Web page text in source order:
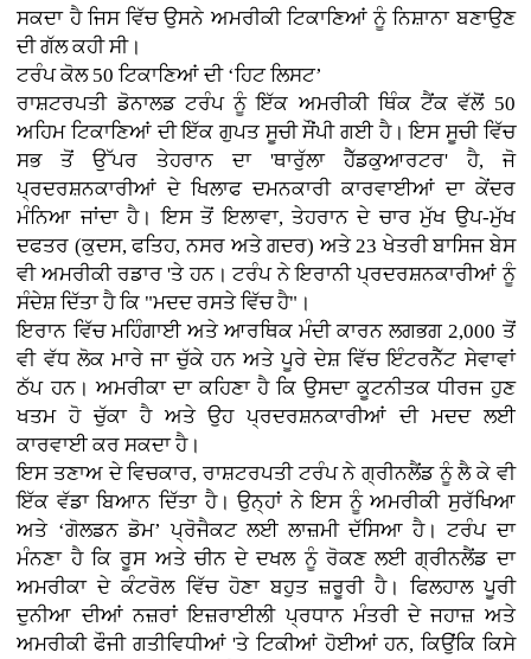
ਸਕਦਾ ਹੈ ਜਿਸ ਵਿੱਚ ਉਸਨੇ ਅਮਰੀਕੀ ਟਿਕਾਣਿਆਂ ਨੂੰ ਨਿਸ਼ਾਨਾ ਬਣਾਉਣ
ਦੀ ਗੱਲ ਕਹੀ ਸੀ।
ਟਰੰਪ ਕੋਲ 50 ਟਿਕਾਣਿਆਂ ਦੀ ‘ਹਿਟ ਲਿਸਟ’
ਰਾਸ਼ਟਰਪਤੀ ਡੋਨਾਲਡ ਟਰੰਪ ਨੂੰ ਇੱਕ ਅਮਰੀਕੀ ਥਿੰਕ ਟੈਂਕ ਵੱਲੋਂ 50
ਅਹਿਮ ਟਿਕਾਣਿਆਂ ਦੀ ਇੱਕ ਗੁਪਤ ਸੂਚੀ ਸੌਂਪੀ ਗਈ ਹੈ। ਇਸ ਸੂਚੀ ਵਿੱਚ
ਸਭ ਤੋਂ ਉੱਪਰ ਤੇਹਰਾਨ ਦਾ 'ਥਾਰੁੱਲਾ ਹੈੱਡਕੁਆਰਟਰ' ਹੈ, ਜੋ
ਪ੍ਰਦਰਸ਼ਨਕਾਰੀਆਂ ਦੇ ਖਿਲਾਫ ਦਮਨਕਾਰੀ ਕਾਰਵਾਈਆਂ ਦਾ ਕੇਂਦਰ
ਮੰਨਿਆ ਜਾਂਦਾ ਹੈ। ਇਸ ਤੋਂ ਇਲਾਵਾ, ਤੇਹਰਾਨ ਦੇ ਚਾਰ ਮੁੱਖ ਉਪ-ਮੁੱਖ
ਦਫਤਰ (ਕੁਦਸ, ਫਤਿਹ, ਨਸਰ ਅਤੇ ਗਦਰ) ਅਤੇ 23 ਖੇਤਰੀ ਬਾਸਿਜ ਬੇਸ
ਵੀ ਅਮਰੀਕੀ ਰਡਾਰ 'ਤੇ ਹਨ। ਟਰੰਪ ਨੇ ਇਰਾਨੀ ਪ੍ਰਦਰਸ਼ਨਕਾਰੀਆਂ ਨੂੰ
ਸੰਦੇਸ਼ ਦਿੱਤਾ ਹੈ ਕਿ "ਮਦਦ ਰਸਤੇ ਵਿੱਚ ਹੈ"।
ਇਰਾਨ ਵਿੱਚ ਮਹਿੰਗਾਈ ਅਤੇ ਆਰਥਿਕ ਮੰਦੀ ਕਾਰਨ ਲਗਭਗ 2,000 ਤੋਂ
ਵੀ ਵੱਧ ਲੋਕ ਮਾਰੇ ਜਾ ਚੁੱਕੇ ਹਨ ਅਤੇ ਪੂਰੇ ਦੇਸ਼ ਵਿੱਚ ਇੰਟਰਨੈੱਟ ਸੇਵਾਵਾਂ
ਠੱਪ ਹਨ। ਅਮਰੀਕਾ ਦਾ ਕਹਿਣਾ ਹੈ ਕਿ ਉਸਦਾ ਕੂਟਨੀਤਕ ਧੀਰਜ ਹੁਣ
ਖਤਮ ਹੋ ਚੁੱਕਾ ਹੈ ਅਤੇ ਉਹ ਪ੍ਰਦਰਸ਼ਨਕਾਰੀਆਂ ਦੀ ਮਦਦ ਲਈ
ਕਾਰਵਾਈ ਕਰ ਸਕਦਾ ਹੈ।
ਇਸ ਤਣਾਅ ਦੇ ਵਿਚਕਾਰ, ਰਾਸ਼ਟਰਪਤੀ ਟਰੰਪ ਨੇ ਗ੍ਰੀਨਲੈਂਡ ਨੂੰ ਲੈ ਕੇ ਵੀ
ਇੱਕ ਵੱਡਾ ਬਿਆਨ ਦਿੱਤਾ ਹੈ। ਉਨ੍ਹਾਂ ਨੇ ਇਸ ਨੂੰ ਅਮਰੀਕੀ ਸੁਰੱਖਿਆ
ਅਤੇ ‘ਗੋਲਡਨ ਡੋਮ’ ਪ੍ਰੋਜੈਕਟ ਲਈ ਲਾਜ਼ਮੀ ਦੱਸਿਆ ਹੈ। ਟਰੰਪ ਦਾ
ਮੰਨਣਾ ਹੈ ਕਿ ਰੂਸ ਅਤੇ ਚੀਨ ਦੇ ਦਖਲ ਨੂੰ ਰੋਕਣ ਲਈ ਗ੍ਰੀਨਲੈਂਡ ਦਾ
ਅਮਰੀਕਾ ਦੇ ਕੰਟਰੋਲ ਵਿੱਚ ਹੋਣਾ ਬਹੁਤ ਜ਼ਰੂਰੀ ਹੈ। ਫਿਲਹਾਲ ਪੂਰੀ
ਦੁਨੀਆ ਦੀਆਂ ਨਜ਼ਰਾਂ ਇਜ਼ਰਾਈਲੀ ਪ੍ਰਧਾਨ ਮੰਤਰੀ ਦੇ ਜਹਾਜ਼ ਅਤੇ
ਅਮਰੀਕੀ ਫੌਜੀ ਗਤੀਵਿਧੀਆਂ 'ਤੇ ਟਿਕੀਆਂ ਹੋਈਆਂ ਹਨ, ਕਿਉਂਕਿ ਕਿਸੇ